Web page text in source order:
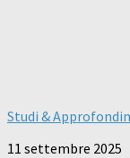
Studi &
11 settembre 2025